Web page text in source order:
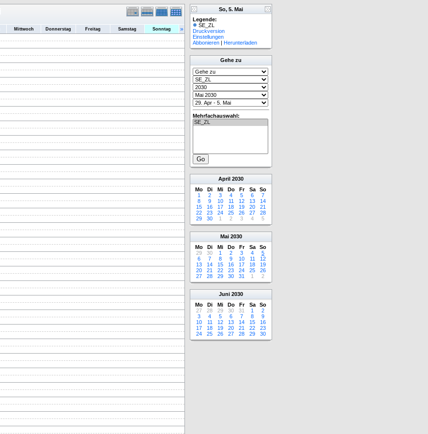
Mittwoch Donnerstag Freitag Samstag Sonntag »
So, 5. Mai
Legende:
SE_ZL
Druckversion
Einstellungen
Abbonieren | Herunterladen
Gehe zu
Mehrfachauswahl:
April 2030
Mo
Di Mi Do Fr Sa
So
1
2 3 4 5 6
7
8
9 10 11 12 13
14
15
16 17 18 19 20
21
22
23 24 25 26 27
28
29
30 1 2 3 4 5
Mai 2030
Mo
Di Mi Do Fr Sa
So
29
30 1 2 3 4
5
6
7 8 9 10 11
12
13
14 15 16 17 18
19
20
21 22 23 24 25
26
27
28 29 30 31 1 2
Juni 2030
Mo
Di Mi Do Fr Sa
So
27
28 29 30 31 1
2
3
4 5 6 7 8
9
10
11 12 13 14 15
16
17
18 19 20 21 22
23
24
25 26 27 28 29 30